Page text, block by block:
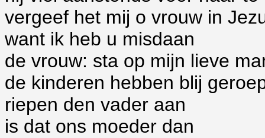
vergeef het mij o vrouw in
want ik heb u misdaan
de vrouw: sta op mijn lieve
de kinderen hebben blij
riepen den vader aan
is dat ons moeder dan